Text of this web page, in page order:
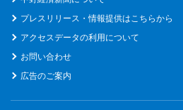
プレスリリース・情報提供はこちらから
アクセスデータの利用について
お問い合わせ
広告のご案内